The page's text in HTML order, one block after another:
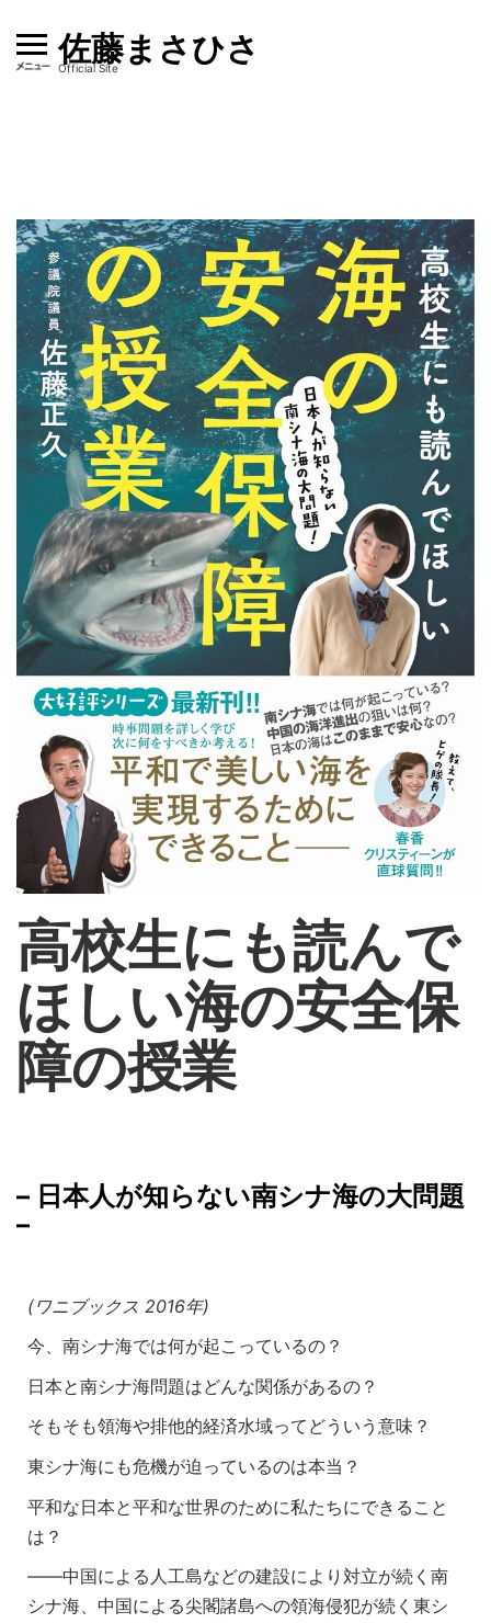
content
佐藤まさひさ
Official Site
高校生にも読んで
ほしい海の安全保
障の授業
– 日本人が知らない南シナ海の大問題
–
(ワニブックス 2016年)
今、南シナ海では何が起こっているの？
日本と南シナ海問題はどんな関係があるの？
そもそも領海や排他的経済水域ってどういう意味？
東シナ海にも危機が迫っているのは本当？
平和な日本と平和な世界のために私たちにできること
は？
――中国による人工島などの建設により対立が続く南
シナ海、中国による尖閣諸島への領海侵犯が続く東シ